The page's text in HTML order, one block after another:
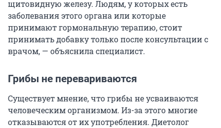
щитовидную железу. Людям, у которых есть
заболевания этого органа или которые
принимают гормональную терапию, стоит
принимать добавку только после консультации с
врачом, — объяснила специалист.
Грибы не перевариваются
Существует мнение, что грибы не усваиваются
человеческим организмом. Из-за этого многие
отказываются от их употребления. Диетолог